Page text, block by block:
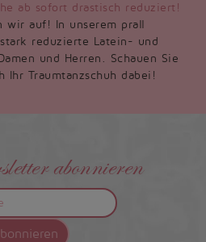
ab sofort drastisch reduziert!
wir auf! In unserem prall
reduzierte Latein- und
und Herren. Schauen Sie
Traumtanzschuh dabei!
abonnieren